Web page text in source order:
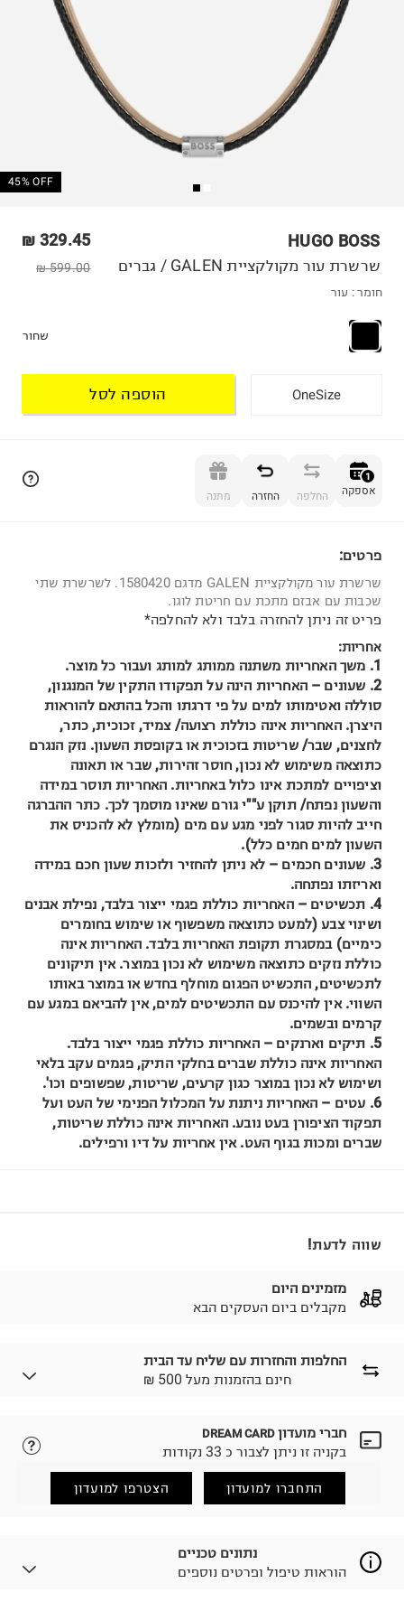
45% OFF
HUGO BOSS
329.45 ₪
599.00 ₪ שרשרת עור מקולקציית GALEN / גברים
חומר : עור
שחור
OneSize הוספה לסל
1
אספקה החלפה החזרה מתנה
פרטים:
שרשרת עור מקולקציית GALEN מדגם 1580420. לשרשרת שתי
שכבות עם אבזם מתכת עם חריטת לוגו.
פריט זה ניתן להחזרה בלבד ולא להחלפה*
אחריות:
1. משך האחריות משתנה ממותג למותג ועבור כל מוצר.
2. שעונים – האחריות הינה על תפקודו התקין של המנגנון,
סוללה ואטימותו למים על פי דרגתו והכל בהתאם להוראות
היצרן. האחריות אינה כוללת רצועה/ צמיד, זכוכית, כתר,
לחצנים, שבר/ שריטות בזכוכית או בקופסת השעון. נזק הנגרם
כתוצאה משימוש לא נכון, חוסר זהירות, שבר או תאונה
וציפויים למתכת אינו כלול באחריות. האחריות תוסר במידה
והשעון נפתח/ תוקן ע""י גורם שאינו מוסמך לכך. כתר ההברגה
חייב להיות סגור לפני מגע עם מים (מומלץ לא להכניס את
השעון למים חמים כלל).
3. שעונים חכמים – לא ניתן להחזיר ולזכות שעון חכם במידה
ואריזתו נפתחה.
4. תכשיטים – האחריות כוללת פגמי ייצור בלבד, נפילת אבנים
ושינוי צבע (למעט כתוצאה משפשוף או שימוש בחומרים
כימיים) במסגרת תקופת האחריות בלבד. האחריות אינה
כוללת נזקים כתוצאה משימוש לא נכון במוצר. אין תיקונים
לתכשיטים, התכשיט הפגום מוחלף בחדש או במוצר באותו
השווי. אין להיכנס עם התכשיטים למים, אין להביאם במגע עם
קרמים ובשמים.
5. תיקים וארנקים – האחריות כוללת פגמי ייצור בלבד.
האחריות אינה כוללת שברים בחלקי התיק, פגמים עקב בלאי
ושימוש לא נכון במוצר כגון קרעים, שריטות, שפשופים וכו'.
6. עטים – האחריות ניתנת על המכלול הפנימי של העט ועל
תפקוד הציפורן בעט נובע. האחריות אינה כוללת שריטות,
שברים ומכות בגוף העט. אין אחריות על דיו ורפילים.
שווה לדעת!
מזמינים היום
מקבלים ביום העסקים הבא
החלפות והחזרות עם שליח עד הבית
₪ חינם בהזמנות מעל 500
לבחירת בשיטת המשלוח המתאימה לכם,
הזמנתם והתחרטתם?
(במקום ב-19.9 ₪) לזמן מוגבל! חינם בהזמנות מעל 500 ₪.
למידע נא ללחוץ כאן
.
לפני החזרת החבילה, חשוב להדביק את מדבקת הגוביינא על
חברי מועדון DREAM CARD
בקניה זו ניתן לצבור כ 33 נקודות
התחברו למועדון הצטרפו למועדון
נתונים טכניים
הוראות טיפול ופרטים נוספים